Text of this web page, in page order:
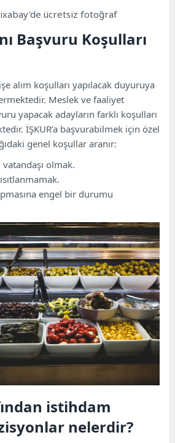
Başvuru Koşulları
alım koşulları yapılacak duyuruya
Meslek ve faaliyet
yapacak adayların farklı koşulları
İŞKUR’a başvurabilmek için özel
genel koşullar aranır:
olmak.
engel bir durumu
istihdam
nelerdir?